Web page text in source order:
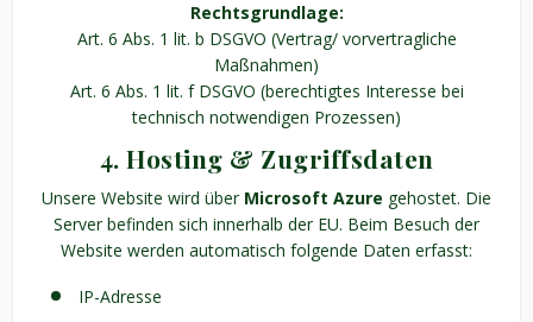
Rechtsgrundlage:
Art. 6 Abs. 1 lit. b DSGVO (Vertrag/ vorvertragliche
Maßnahmen)
Art. 6 Abs. 1 lit. f DSGVO (berechtigtes Interesse bei
technisch notwendigen Prozessen)
4. Hosting & Zugriffsdaten
Unsere Website wird über Microsoft Azure gehostet. Die
Server befinden sich innerhalb der EU. Beim Besuch der
Website werden automatisch folgende Daten erfasst:
IP-Adresse